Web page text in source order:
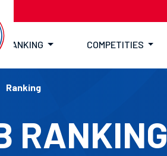
RANKING COMPETITIES
Ranking
RANKING